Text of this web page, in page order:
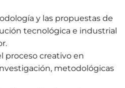
y las propuestas de
tecnológica e industrial
proceso creativo en
metodológicas